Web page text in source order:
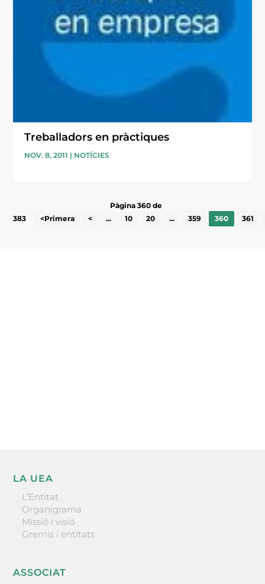
Treballadors en pràctiques
NOV. 8, 2011 | NOTÍCIES
Pàgina 360 de
383
<Primera < ... 10 20 ... 359 360 361
LA UEA
L’Entitat
Organigrama
Missió i visió
Gremis i entitats
ASSOCIAT